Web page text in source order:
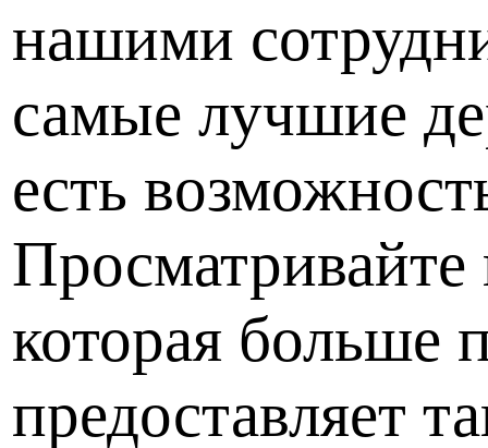
нашими
самые лучшие
есть
Просматривайте
которая больше
предоставляет